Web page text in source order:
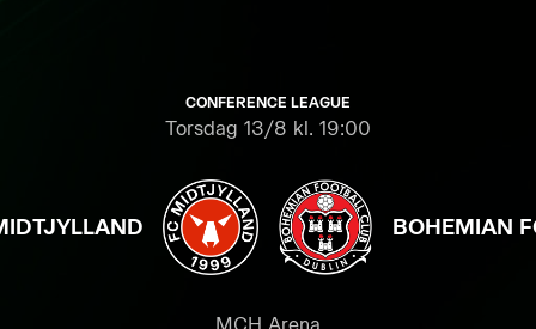
CONFERENCE LEAGUE
Torsdag 13/8 kl. 19:00
BOHEMIAN
MCH Arena